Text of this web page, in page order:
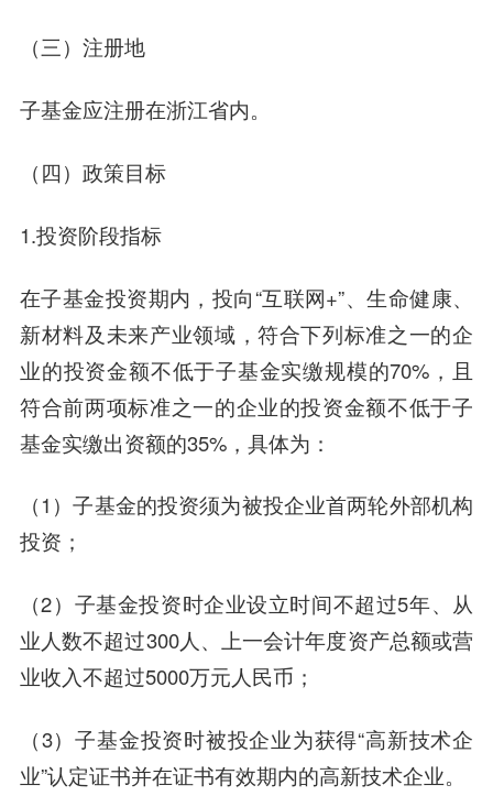
（三）注册地
子基金应注册在浙江省内。
（四）政策目标
1.投资阶段指标
在子基金投资期内，投向“互联网+”、生命健康、
新材料及未来产业领域，符合下列标准之一的企
业的投资金额不低于子基金实缴规模的70%，且
符合前两项标准之一的企业的投资金额不低于子
基金实缴出资额的35%，具体为：
（1）子基金的投资须为被投企业首两轮外部机构
投资；
（2）子基金投资时企业设立时间不超过5年、从
业人数不超过300人、上一会计年度资产总额或营
业收入不超过5000万元人民币；
（3）子基金投资时被投企业为获得“高新技术企
业”认定证书并在证书有效期内的高新技术企业。